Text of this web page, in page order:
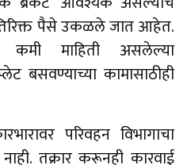
पैसे उकळले जात आहेत.
माहिती असलेल्या
बसवण्याच्या कामासाठीही
परिवहन विभागाचा
तक्रार करूनही कारवाई